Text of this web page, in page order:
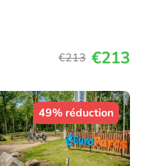
€213 €213
49% réduction